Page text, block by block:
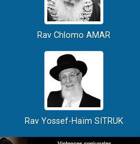
Rav Chlomo AMAR
Rav Yossef-Haïm SITRUK